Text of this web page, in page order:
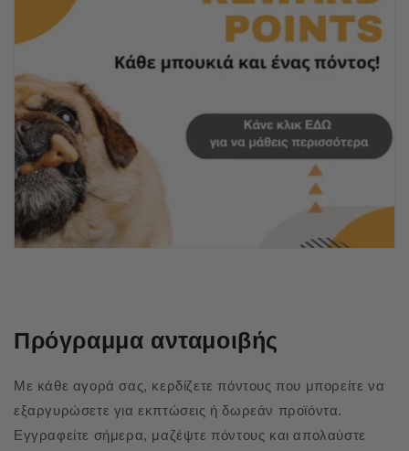
Πρόγραμμα ανταμοιβής
Με κάθε αγορά σας, κερδίζετε πόντους που μπορείτε να
εξαργυρώσετε για εκπτώσεις ή δωρεάν προϊόντα.
Εγγραφείτε σήμερα, μαζέψτε πόντους και απολαύστε